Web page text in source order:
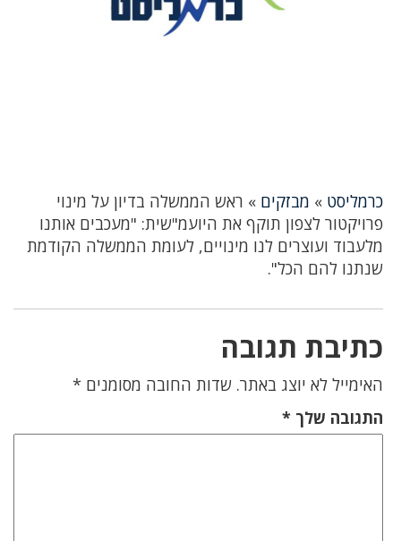
כרמליסט » מבזקים » ראש הממשלה בדיון על מינוי
פרויקטור לצפון תוקף את היועמ"שית: "מעכבים אותנו
מלעבוד ועוצרים לנו מינויים, לעומת הממשלה הקודמת
שנתנו להם הכל".
כתיבת תגובה
האימייל לא יוצג באתר. שדות החובה מסומנים *
התגובה שלך *